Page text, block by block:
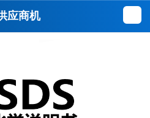
应商机